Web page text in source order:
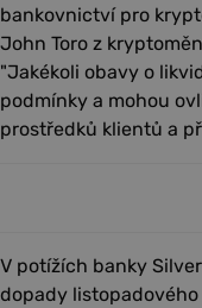
bankovnictví pro
John Toro z
"Jakékoli obavy o
podmínky a mohou
prostředků klientů a
V potížích banky
dopady